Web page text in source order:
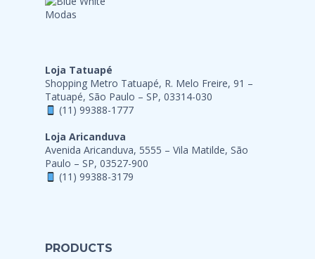
Loja Tatuapé
Shopping Metro Tatuapé, R. Melo Freire, 91 –
Tatuapé, São Paulo – SP, 03314-030
(11) 99388-1777
Loja Aricanduva
Avenida Aricanduva, 5555 – Vila Matilde, São
Paulo – SP, 03527-900
(11) 99388-3179
PRODUCTS